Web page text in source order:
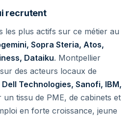
recrutent
les plus actifs sur ce métier au
Sopra Steria, Atos,
Dataiku. Montpellier
des acteurs locaux de
Dell Technologies, Sanofi, IBM,
un tissu de PME, de cabinets et
en forte croissance, jeune